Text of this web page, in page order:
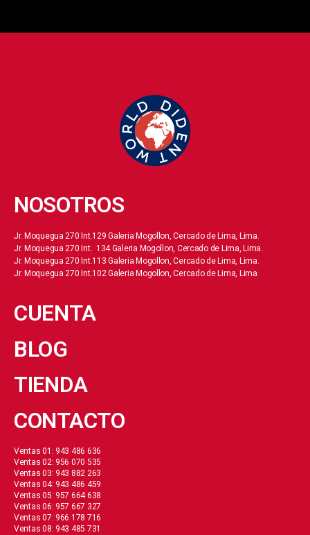
NOSOTROS
Jr. Moquegua 270 Int.129 Galeria Mogollon, Cercado de Lima, Lima.
Jr. Moquegua 270 Int. 134 Galeria Mogollon, Cercado de Lima, Lima.
Jr. Moquegua 270 Int.113 Galeria Mogollon, Cercado de Lima, Lima.
Jr. Moquegua 270 Int.102 Galeria Mogollon, Cercado de Lima, Lima
CUENTA
BLOG
TIENDA
CONTACTO
Ventas 01: 943 486 636
Ventas 02: 956 070 535
Ventas 03: 943 882 263
Ventas 04: 943 486 459
Ventas 05: 957 664 638
Ventas 06: 957 667 327
Ventas 07: 966 178 716
Ventas 08: 943 485 731